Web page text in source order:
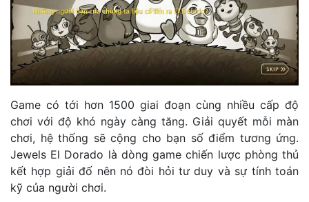
Game có tới hơn 1500 giai đoạn cùng nhiều cấp độ
chơi với độ khó ngày càng tăng. Giải quyết mỗi màn
chơi, hệ thống sẽ cộng cho bạn số điểm tương ứng.
Jewels El Dorado là dòng game chiến lược phòng thủ
kết hợp giải đố nên nó đòi hỏi tư duy và sự tính toán
kỹ của người chơi.